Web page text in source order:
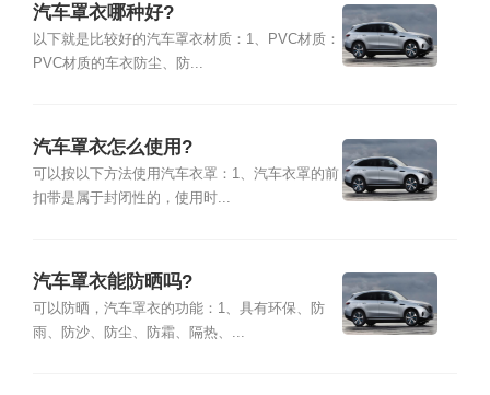
汽车罩衣哪种好?
以下就是比较好的汽车罩衣材质：1、PVC材质：
PVC材质的车衣防尘、防...
汽车罩衣怎么使用?
可以按以下方法使用汽车衣罩：1、汽车衣罩的前
扣带是属于封闭性的，使用时...
汽车罩衣能防晒吗?
可以防晒，汽车罩衣的功能：1、具有环保、防
雨、防沙、防尘、防霜、隔热、...